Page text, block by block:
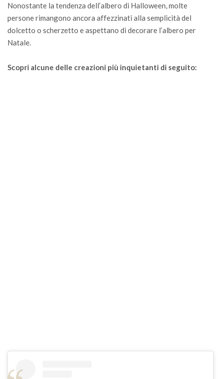
Nonostante la tendenza dell’albero di Halloween, molte
persone rimangono ancora affezzinati alla semplicità del
dolcetto o scherzetto e aspettano di decorare l’albero per
Natale.
Scopri alcune delle creazioni più inquietanti di seguito: